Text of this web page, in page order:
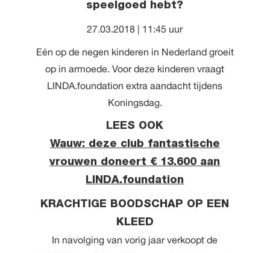
speelgoed hebt?
27.03.2018 | 11:45 uur
Eén op de negen kinderen in Nederland groeit
op in armoede. Voor deze kinderen vraagt
LINDA.foundation extra aandacht tijdens
Koningsdag.
LEES OOK
Wauw: deze club fantastische
vrouwen doneert € 13.600 aan
LINDA.foundation
KRACHTIGE BOODSCHAP OP EEN
KLEED
In navolging van vorig jaar verkoopt de